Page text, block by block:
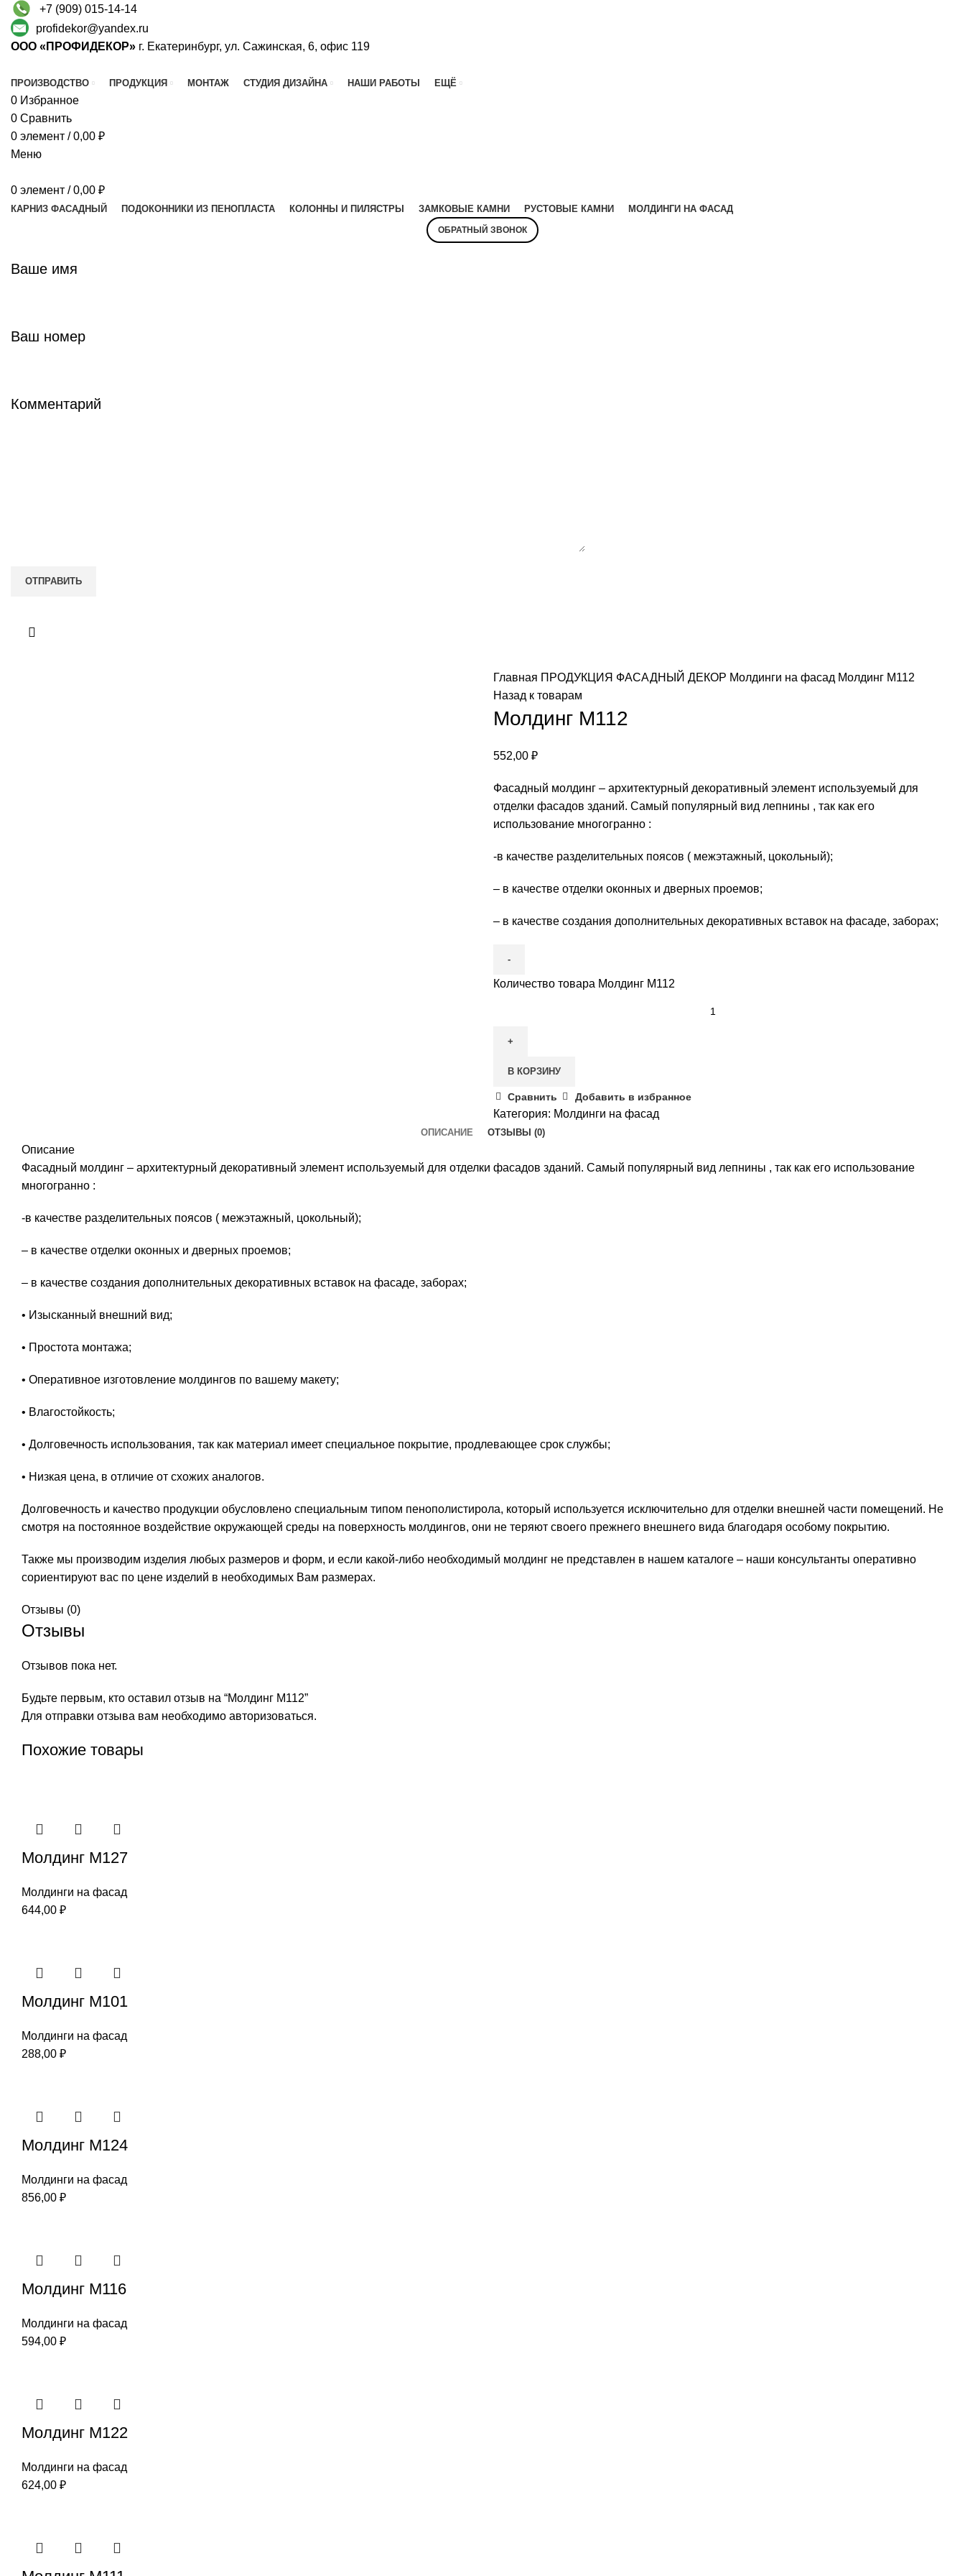
+7 (909) 015-14-14
profidekor@yandex.ru
ООО «ПРОФИДЕКОР» г. Екатеринбург, ул. Сажинская, 6, офис 119
ПРОИЗВОДСТВО ПРОДУКЦИЯ МОНТАЖ СТУДИЯ ДИЗАЙНА НАШИ РАБОТЫ ЕЩЁ
0 Избранное
0 Сравнить
0 элемент / 0,00 ₽
Меню
0 элемент / 0,00 ₽
КАРНИЗ ФАСАДНЫЙ ПОДОКОННИКИ ИЗ ПЕНОПЛАСТА КОЛОННЫ И ПИЛЯСТРЫ ЗАМКОВЫЕ КАМНИ РУСТОВЫЕ КАМНИ МОЛДИНГИ НА ФАСАД
ОБРАТНЫЙ ЗВОНОК
Ваше имя
Ваш номер
Комментарий
Главная ПРОДУКЦИЯ ФАСАДНЫЙ ДЕКОР Молдинги на фасад Молдинг М112
Назад к товарам
Молдинг М112
552,00 ₽
Фасадный молдинг – архитектурный декоративный элемент используемый для
отделки фасадов зданий. Самый популярный вид лепнины , так как его
использование многогранно :
-в качестве разделительных поясов ( межэтажный, цокольный);
– в качестве отделки оконных и дверных проемов;
– в качестве создания дополнительных декоративных вставок на фасаде, заборах;
Количество товара Молдинг М112
В КОРЗИНУ
Сравнить Добавить в избранное
Категория: Молдинги на фасад
ОПИСАНИЕ ОТЗЫВЫ (0)
Описание
Фасадный молдинг – архитектурный декоративный элемент используемый для отделки фасадов зданий. Самый популярный вид лепнины , так как его использование
многогранно :
-в качестве разделительных поясов ( межэтажный, цокольный);
– в качестве отделки оконных и дверных проемов;
– в качестве создания дополнительных декоративных вставок на фасаде, заборах;
• Изысканный внешний вид;
• Простота монтажа;
• Оперативное изготовление молдингов по вашему макету;
• Влагостойкость;
• Долговечность использования, так как материал имеет специальное покрытие, продлевающее срок службы;
• Низкая цена, в отличие от схожих аналогов.
Долговечность и качество продукции обусловлено специальным типом пенополистирола, который используется исключительно для отделки внешней части помещений. Не
смотря на постоянное воздействие окружающей среды на поверхность молдингов, они не теряют своего прежнего внешнего вида благодаря особому покрытию.
Также мы производим изделия любых размеров и форм, и если какой-либо необходимый молдинг не представлен в нашем каталоге – наши консультанты оперативно
сориентируют вас по цене изделий в необходимых Вам размерах.
Отзывы (0)
Отзывы
Отзывов пока нет.
Будьте первым, кто оставил отзыв на “Молдинг М112”
Для отправки отзыва вам необходимо авторизоваться.
Похожие товары
Молдинг М127
Молдинги на фасад
644,00 ₽
Молдинг М101
Молдинги на фасад
288,00 ₽
Молдинг М124
Молдинги на фасад
856,00 ₽
Молдинг М116
Молдинги на фасад
594,00 ₽
Молдинг М122
Молдинги на фасад
624,00 ₽